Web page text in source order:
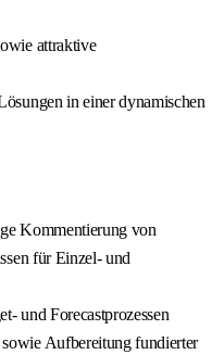
attraktive
in einer dynamischen
Kommentierung von
für Einzel- und
und Forecastprozessen
Aufbereitung fundierter